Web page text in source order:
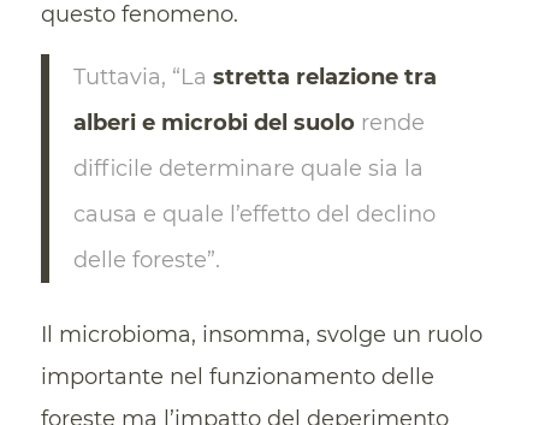
questo fenomeno.
Tuttavia, “La stretta relazione tra
alberi e microbi del suolorende
difficile determinare quale sia la
causa e quale l’effetto del declino
delle foreste”.
Il microbioma, insomma, svolge un ruolo
importante nel funzionamento delle
foreste ma l’impatto del deperimento